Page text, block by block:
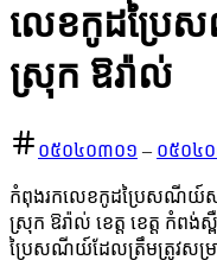
លេខកូដប្រៃ
ស្រុក ឱរ៉ាល់
០៥០៤០៣០១ – ០៥០៤
កំពុងរកលេខកូដប្រៃសណីយ៍សម្
ស្រុក ឱរ៉ាល់ ខេត្ត ខេត្ត កំពង់
ប្រៃសណីយ៍ដែលត្រឹមត្រូវសម្រ